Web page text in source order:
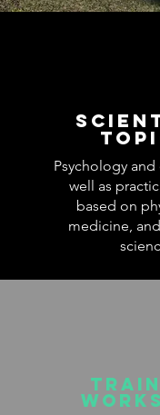
Psychology
well as
based on
medicine,